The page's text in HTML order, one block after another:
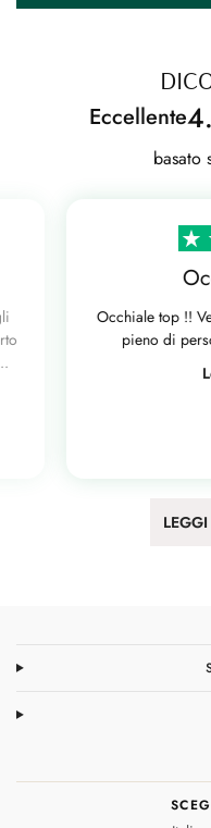
Eccellente
basato
Occhiale top !!
pieno di